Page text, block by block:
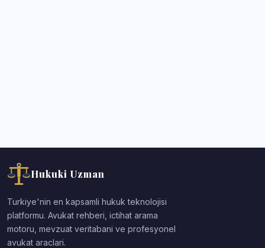
Hukuki Uzman
Turkiye'nin en kapsamli hukuk teknolojisi
platformu. Avukat rehberi, ictihat arama
motoru, mevzuat veritabani ve profesyonel
avukat araclari.